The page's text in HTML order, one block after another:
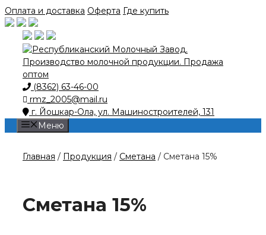
Skip
to
content
Оплата и доставка Оферта Где купить
(8362) 63-46-00
rmz_2005@mail.ru
г. Йошкар-Ола, ул. Машиностроителей, 131
Меню
Главная / Продукция / Сметана / Сметана 15%
Сметана 15%